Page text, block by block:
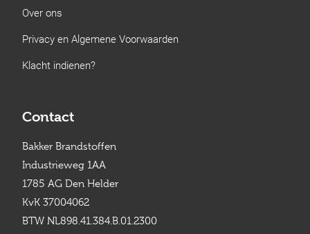
Over ons
Privacy en Algemene Voorwaarden
Klacht indienen?
Contact
Bakker Brandstoffen
Industrieweg 1AA
1785 AG Den Helder
KvK 37004062
BTW NL898.41.384.B.01.2300